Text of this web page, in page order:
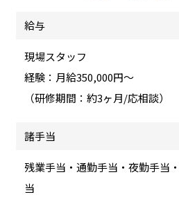
給与
現場スタッフ
経験：月給350,000円～
（研修期間：約3ヶ月/応相談）
諸手当
残業手当・通勤手当・夜勤手当
当